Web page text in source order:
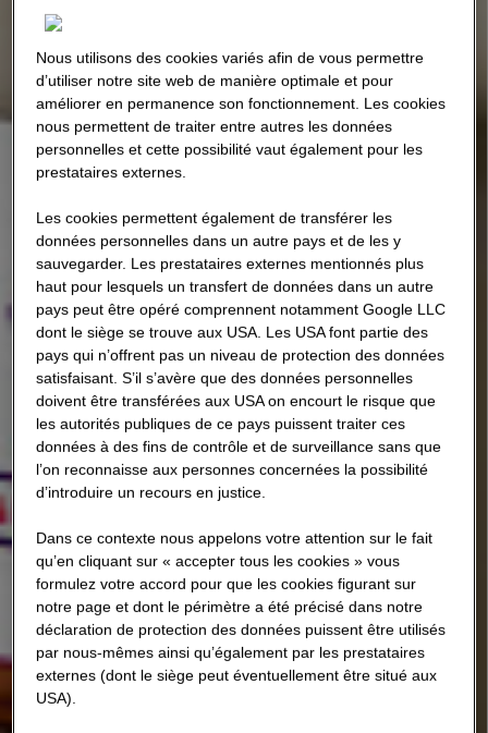
Nous utilisons des cookies variés afin de vous permettre
d’utiliser notre site web de manière optimale et pour
améliorer en permanence son fonctionnement. Les cookies
nous permettent de traiter entre autres les données
personnelles et cette possibilité vaut également pour les
prestataires externes.
Les cookies permettent également de transférer les
données personnelles dans un autre pays et de les y
sauvegarder. Les prestataires externes mentionnés plus
haut pour lesquels un transfert de données dans un autre
pays peut être opéré comprennent notamment Google LLC
dont le siège se trouve aux USA. Les USA font partie des
pays qui n’offrent pas un niveau de protection des données
satisfaisant. S’il s’avère que des données personnelles
doivent être transférées aux USA on encourt le risque que
les autorités publiques de ce pays puissent traiter ces
données à des fins de contrôle et de surveillance sans que
l’on reconnaisse aux personnes concernées la possibilité
d’introduire un recours en justice.
Dans ce contexte nous appelons votre attention sur le fait
qu’en cliquant sur « accepter tous les cookies » vous
formulez votre accord pour que les cookies figurant sur
notre page et dont le périmètre a été précisé dans notre
déclaration de protection des données puissent être utilisés
par nous-mêmes ainsi qu’également par les prestataires
externes (dont le siège peut éventuellement être situé aux
USA).